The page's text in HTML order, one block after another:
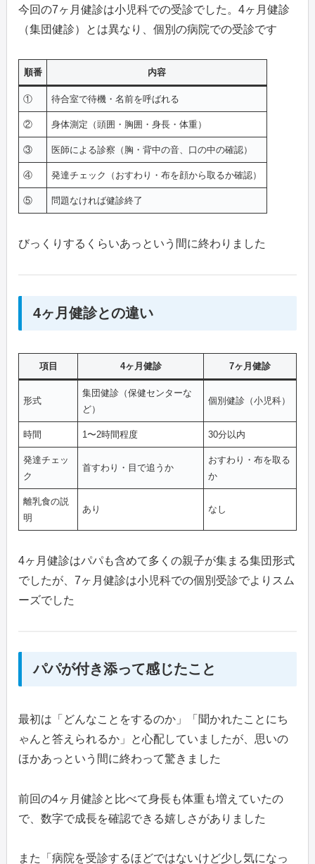
今回の7ヶ月健診は小児科での受診でした。4ヶ月健診
（集団健診）とは異なり、個別の病院での受診です
順番 内容
① 待合室で待機・名前を呼ばれる
② 身体測定（頭囲・胸囲・身長・体重）
③ 医師による診察（胸・背中の音、口の中の確認）
④ 発達チェック（おすわり・布を顔から取るか確認）
⑤ 問題なければ健診終了
びっくりするくらいあっという間に終わりました
4ヶ月健診との違い
項目 4ヶ月健診 7ヶ月健診
形式
集団健診（保健センターな
ど）
個別健診（小児科）
時間 1〜2時間程度 30分以内
発達チェッ
ク
首すわり・目で追うか
おすわり・布を取る
か
離乳食の説
明
あり なし
4ヶ月健診はパパも含めて多くの親子が集まる集団形式
でしたが、7ヶ月健診は小児科での個別受診でよりスム
ーズでした
パパが付き添って感じたこと
最初は「どんなことをするのか」「聞かれたことにち
ゃんと答えられるか」と心配していましたが、思いの
ほかあっという間に終わって驚きました
前回の4ヶ月健診と比べて身長も体重も増えていたの
で、数字で成長を確認できる嬉しさがありました
また「病院を受診するほどではないけど少し気になっ